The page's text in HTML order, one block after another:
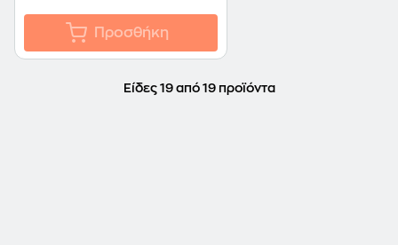
Προσθήκη
Είδες 19 από 19 προϊόντα